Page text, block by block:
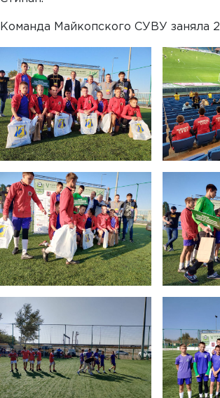
Команда Майкопского СУВУ заняла